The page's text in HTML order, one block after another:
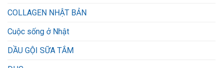
COLLAGEN NHẬT BẢN
Cuộc sống ở Nhật
DẦU GỘI SỮA TẮM